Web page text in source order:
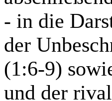
- in die
der
(1:6-9)
und der